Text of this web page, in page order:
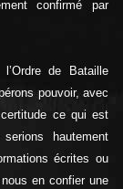
confirmé par
de Bataille
pouvoir, avec
ce qui est
hautement
écrites ou
en confier une